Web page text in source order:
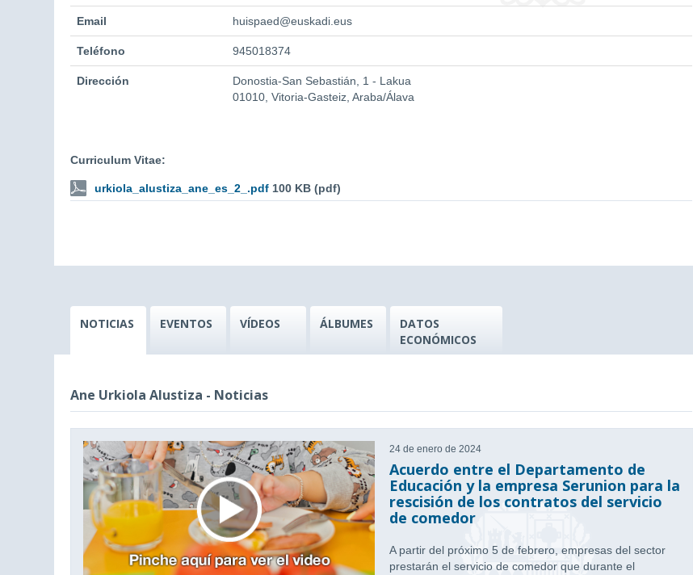
Email huispaed@euskadi.eus
Teléfono 945018374
Dirección
Donostia-San Sebastián, 1 - Lakua
01010, Vitoria-Gasteiz, Araba/Álava
Curriculum Vitae:
urkiola_alustiza_ane_es_2_.pdf 100 KB (pdf)
NOTICIAS EVENTOS VÍDEOS ÁLBUMES
DATOS
ECONÓMICOS
Ane Urkiola Alustiza - Noticias
This
a
modal
window.
24 de enero de 2024
Acuerdo entre el Departamento de
Educación y la empresa Serunion para la
rescisión de los contratos del servicio
de comedor
A partir del próximo 5 de febrero, empresas del sector
prestarán el servicio de comedor que durante el